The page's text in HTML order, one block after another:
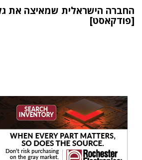
החברה הישראלית שמאיצה את
[פודקאסט]